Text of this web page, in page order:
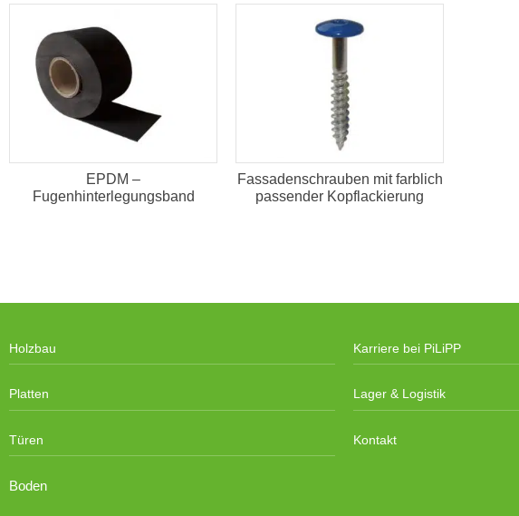
EPDM –
Fugenhinterlegungsband
Fassadenschrauben mit farblich
passender Kopflackierung
Holzbau
Platten
Türen
Boden
Karriere bei PiLiPP
Lager & Logistik
Kontakt